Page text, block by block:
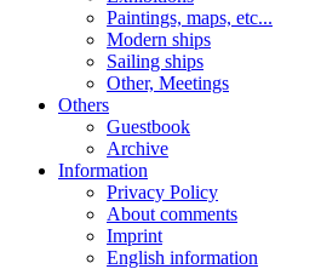
Paintings, maps, etc...
Modern ships
Sailing ships
Other, Meetings
Others
Guestbook
Archive
Information
Privacy Policy
About comments
Imprint
English information